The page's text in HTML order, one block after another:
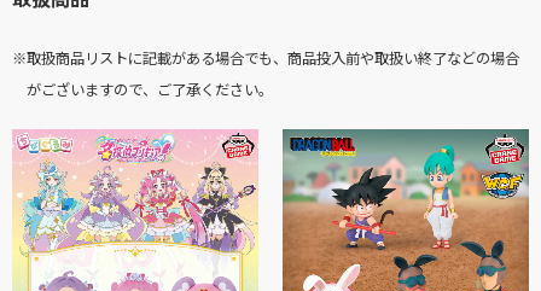
※取扱商品リストに記載がある場合でも、商品投入前や取扱い終了などの場合
がございますので、ご了承ください。